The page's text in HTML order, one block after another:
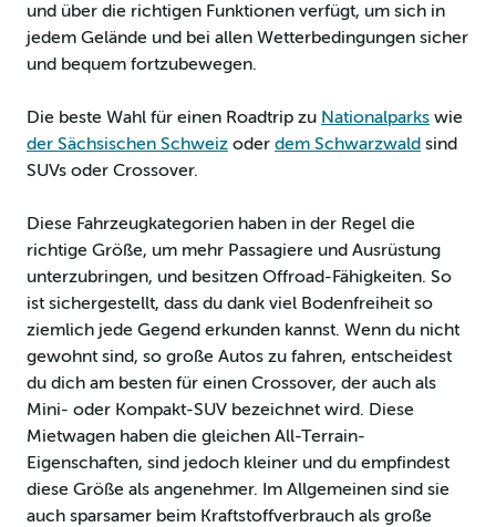
und über die richtigen Funktionen verfügt, um sich in
jedem Gelände und bei allen Wetterbedingungen sicher
und bequem fortzubewegen.
Die beste Wahl für einen Roadtrip zu Nationalparks wie
der Sächsischen Schweiz oder dem Schwarzwald sind
SUVs oder Crossover.
Diese Fahrzeugkategorien haben in der Regel die
richtige Größe, um mehr Passagiere und Ausrüstung
unterzubringen, und besitzen Offroad-Fähigkeiten. So
ist sichergestellt, dass du dank viel Bodenfreiheit so
ziemlich jede Gegend erkunden kannst. Wenn du nicht
gewohnt sind, so große Autos zu fahren, entscheidest
du dich am besten für einen Crossover, der auch als
Mini- oder Kompakt-SUV bezeichnet wird. Diese
Mietwagen haben die gleichen All-Terrain-
Eigenschaften, sind jedoch kleiner und du empfindest
diese Größe als angenehmer. Im Allgemeinen sind sie
auch sparsamer beim Kraftstoffverbrauch als große